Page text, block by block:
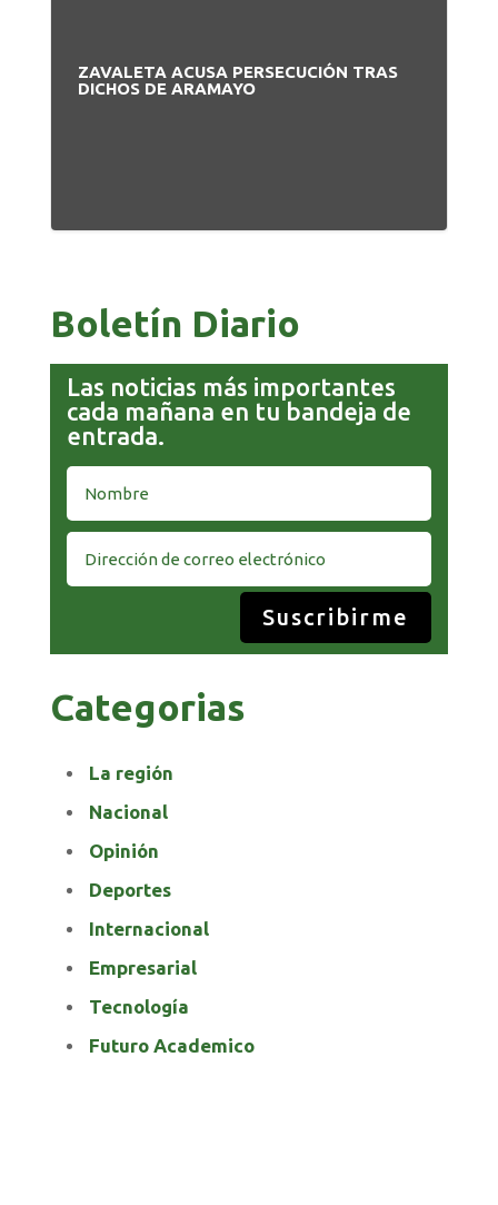
ZAVALETA ACUSA PERSECUCIÓN TRAS
DICHOS DE ARAMAYO
Boletín Diario
Las noticias más importantes
cada mañana en tu bandeja de
entrada.
Suscribirme
Categorias
La región
Nacional
Opinión
Deportes
Internacional
Empresarial
Tecnología
Futuro Academico